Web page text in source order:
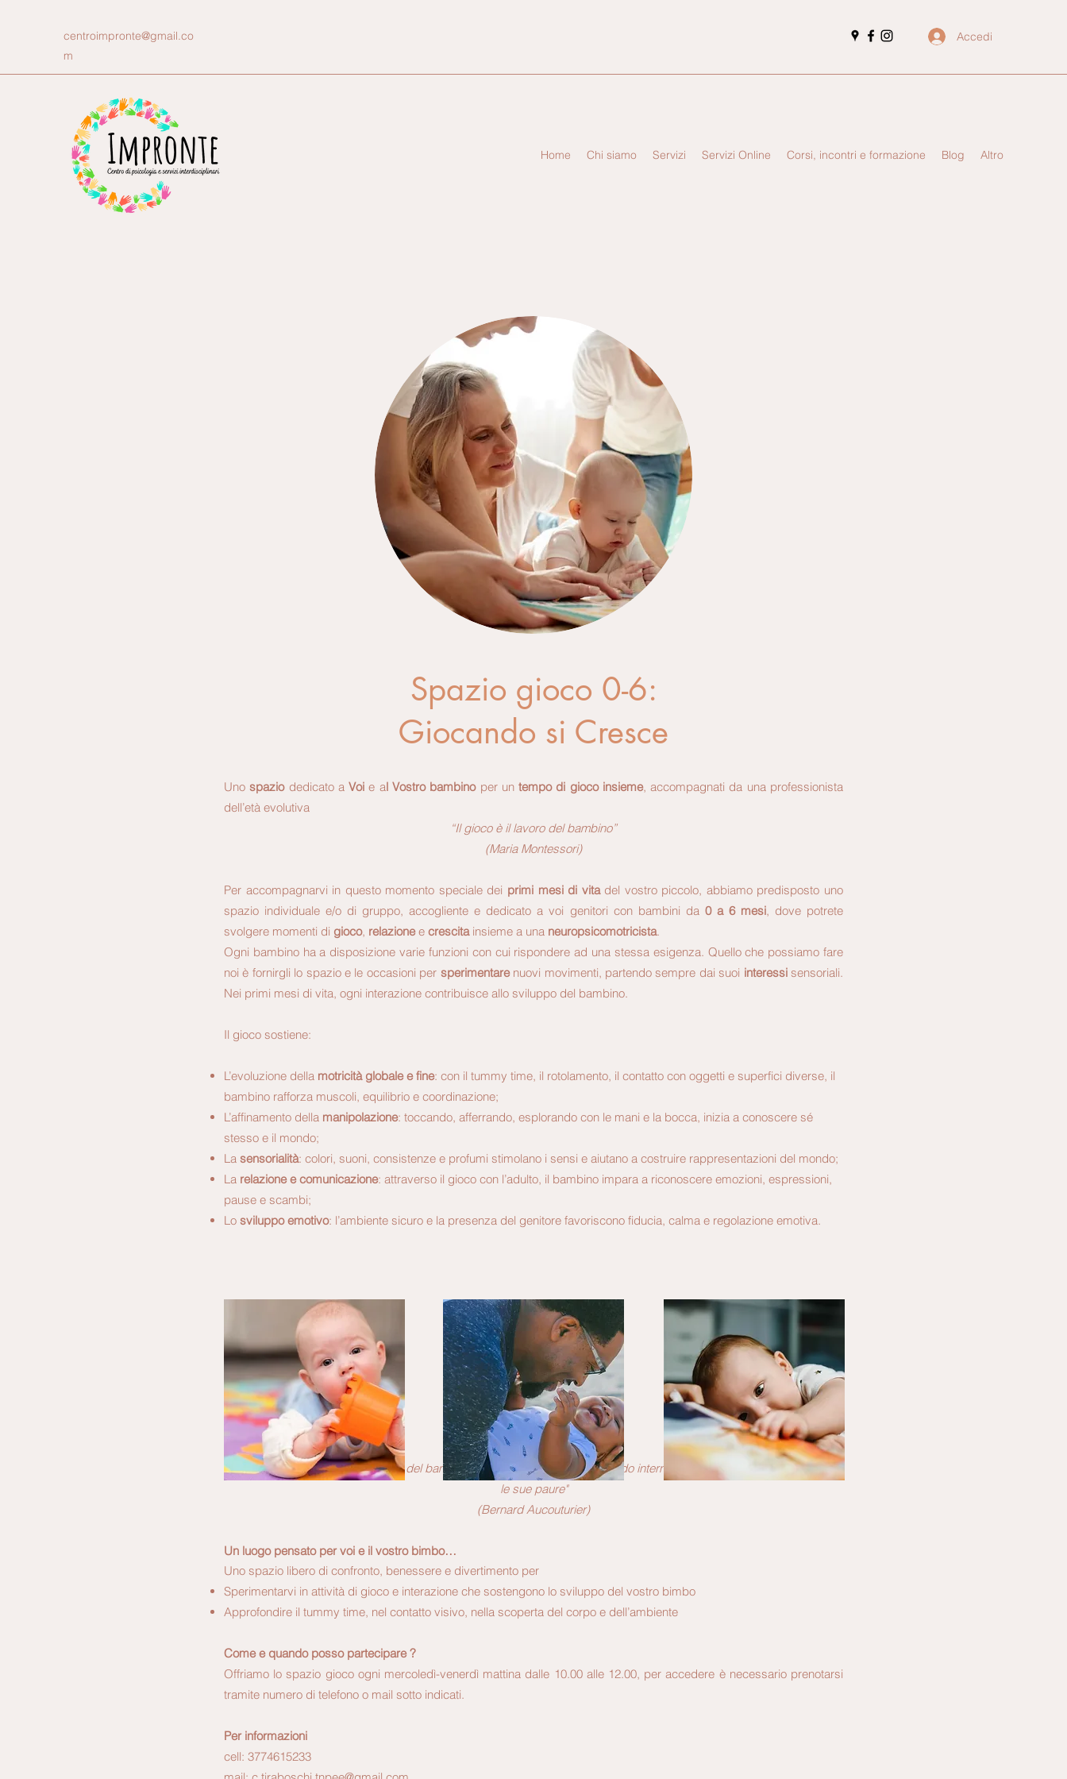
centroimpronte@gmail.co
m
Accedi
Home Chi siamo Servizi Servizi Online Corsi, incontri e formazione Blog Altro
Spazio gioco 0-6:
Giocando si Cresce
Uno spaziodedicato aVoie al Vostro bambinoper untempo di gioco insieme, accompagnati da una professionista
dell’età evolutiva
“Il gioco è il lavoro del bambino”
(Maria Montessori)
Per accompagnarvi in questo momento speciale dei primi mesi di vita del vostro piccolo, abbiamo predisposto uno
spazio individuale e/o di gruppo, accogliente e dedicato a voi genitori con bambini da 0 a 6 mesi, dove potrete
svolgere momenti di gioco, relazionee crescitainsieme a una neuropsicomotricista.
Ogni bambino ha a disposizione varie funzioni con cui rispondere ad una stessa esigenza. Quello che possiamo fare
noi è fornirgli lo spazio e le occasioni per sperimentarenuovi movimenti, partendo sempre dai suoi interessisensoriali.
Nei primi mesi di vita, ogni interazione contribuisce allo sviluppo del bambino.
Il gioco sostiene:
L’evoluzione della motricità globale e fine: con il tummy time, il rotolamento, il contatto con oggetti e superfici diverse, il
bambino rafforza muscoli, equilibrio e coordinazione;
L’affinamento della manipolazione: toccando, afferrando, esplorando con le mani e la bocca, inizia a conoscere sé
stesso e il mondo;
La sensorialità: colori, suoni, consistenze e profumi stimolano i sensi e aiutano a costruire rappresentazioni del mondo;
La relazione e comunicazione: attraverso il gioco con l’adulto, il bambino impara a riconoscere emozioni, espressioni,
pause e scambi;
Lo sviluppo emotivo: l’ambiente sicuro e la presenza del genitore favoriscono fiducia, calma e regolazione emotiva.
"Il gioco è il linguaggio privilegiato del bambino per esprimere il proprio mondo interno, le sue emozioni, i suoi desideri,
le sue paure"
(Bernard Aucouturier)
Un luogo pensato per voi e il vostro bimbo…
Uno spazio libero di confronto, benessere e divertimento per
Sperimentarvi in attività di gioco e interazione che sostengono lo sviluppo del vostro bimbo
Approfondire il tummy time, nel contatto visivo, nella scoperta del corpo e dell’ambiente
Come e quando posso partecipare ?
Offriamo lo spazio gioco ogni mercoledì-venerdì mattina dalle 10.00 alle 12.00, per accedere è necessario prenotarsi
tramite numero di telefono o mail sotto indicati.
Per informazioni
cell: 3774615233